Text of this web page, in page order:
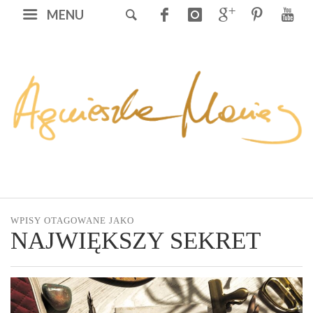
MENU
WPISY OTAGOWANE JAKO
NAJWIĘKSZY SEKRET